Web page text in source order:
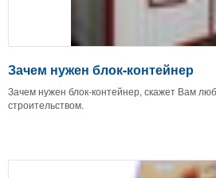
Зачем нужен блок-контейнер
Зачем нужен блок-контейнер, скажет Вам
строительством.